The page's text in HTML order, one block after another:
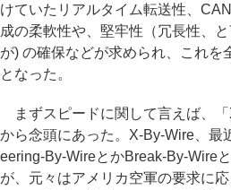
けていたリアルタイム転送性、
成の柔軟性や、堅牢性（冗長性、
が) の確保などが求められ、これを
となった。
まずスピードに関して言えば、
から念頭にあった。X-By-Wire、最
eering-By-WireとかBreak-By-Wire
が、元々はアメリカ空軍の要求に